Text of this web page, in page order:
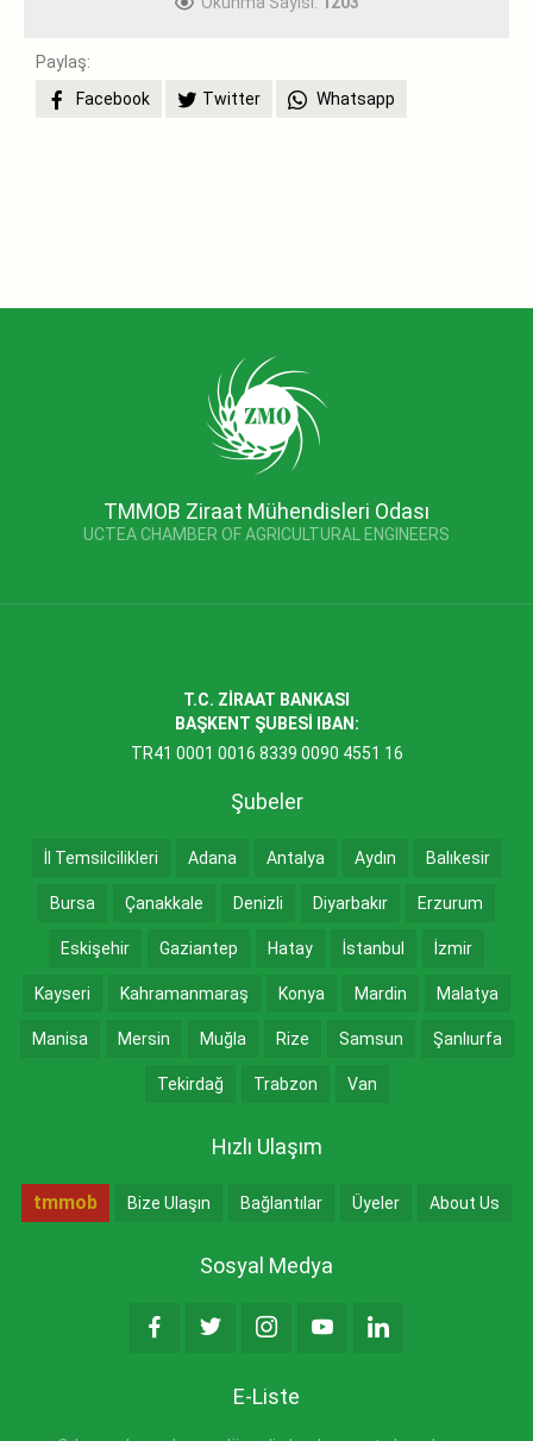
Paylaş:
Facebook
Twitter Whatsapp
TMMOB Ziraat Mühendisleri Odası
UCTEA CHAMBER OF AGRICULTURAL ENGINEERS
T.C. ZİRAAT BANKASI
BAŞKENT ŞUBESİ IBAN:
TR41 0001 0016 8339 0090 4551 16
Şubeler
İl Temsilcilikleri Adana Antalya Aydın Balıkesir
Bursa Çanakkale Denizli Diyarbakır Erzurum
Eskişehir Gaziantep Hatay İstanbul İzmir
Kayseri Kahramanmaraş Konya Mardin Malatya
Manisa Mersin Muğla Rize Samsun Şanlıurfa
Tekirdağ Trabzon Van
Hızlı Ulaşım
tmmob Bize Ulaşın Bağlantılar Üyeler About Us
Sosyal Medya
E-Liste